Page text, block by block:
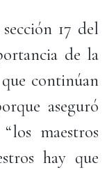
17 del
de la
continúan
aseguró
maestros
hay que